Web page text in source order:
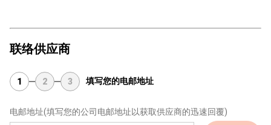
联络供应商
1 2 3 填写您的电邮地址
电邮地址(填写您的公司电邮地址以获取供应商的迅速回覆)